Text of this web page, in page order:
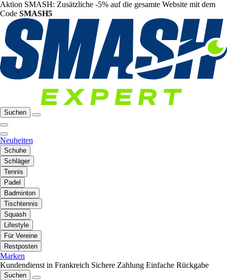
Aktion SMASH: Zusätzliche -5% auf die gesamte Website mit dem
Code SMASH5
Suchen
Neuheiten
Schuhe
Schläger
Tennis
Padel
Badminton
Tischtennis
Squash
Lifestyle
Für Vereine
Restposten
Marken
Kundendienst in Frankreich Sichere Zahlung Einfache Rückgabe
Suchen